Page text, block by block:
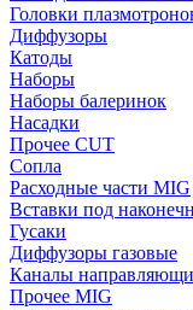
Головки
Диффузоры
Катоды
Наборы
Наборы балеринок
Насадки
Прочее CUT
Сопла
Расходные части MIG
Вставки под
Гусаки
Диффузоры газовые
Каналы
Прочее MIG